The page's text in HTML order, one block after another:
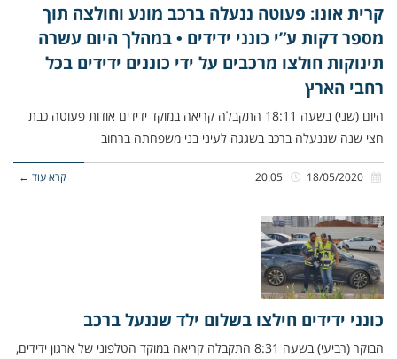
קרית אונו: פעוטה ננעלה ברכב מונע וחולצה תוך
מספר דקות ע”י כונני ידידים • במהלך היום עשרה
תינוקות חולצו מרכבים על ידי כוננים ידידים בכל
רחבי הארץ
היום (שני) בשעה 18:11 התקבלה קריאה במוקד ידידים אודות פעוטה כבת
חצי שנה שננעלה ברכב בשגגה לעיני בני משפחתה ברחוב
קרא עוד ←
כונני ידידים חילצו בשלום ילד שננעל ברכב
הבוקר (רביעי) בשעה 8:31 התקבלה קריאה במוקד הטלפוני של ארגון ידידים,